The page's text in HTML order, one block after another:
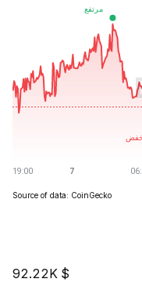
Source of data: CoinGecko
92.22K